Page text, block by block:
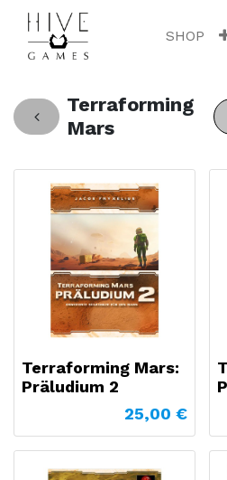
SHOP
Terraforming
Mars
Terraforming Mars:
Präludium 2
25,00 €